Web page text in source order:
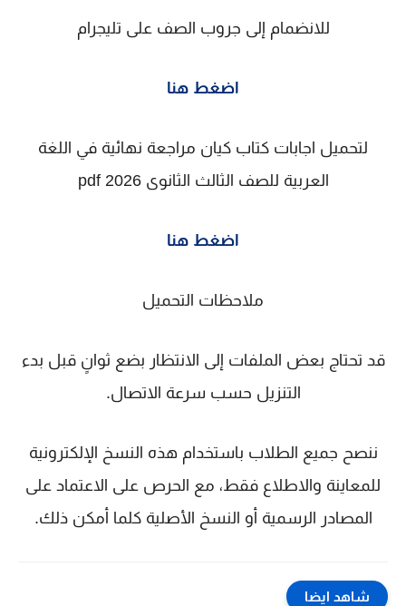
للانضمام إلى جروب الصف على تليجرام
اضغط هنا
لتحميل اجابات كتاب كيان مراجعة نهائية في اللغة
العربية للصف الثالث الثانوى 2026 pdf
اضغط هنا
ملاحظات التحميل
قد تحتاج بعض الملفات إلى الانتظار بضع ثوانٍ قبل بدء
التنزيل حسب سرعة الاتصال.
ننصح جميع الطلاب باستخدام هذه النسخ الإلكترونية
للمعاينة والاطلاع فقط، مع الحرص على الاعتماد على
المصادر الرسمية أو النسخ الأصلية كلما أمكن ذلك.
شاهد ايضا